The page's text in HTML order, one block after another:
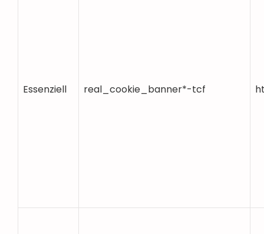
Essenziell real_cookie_banner*-tcf